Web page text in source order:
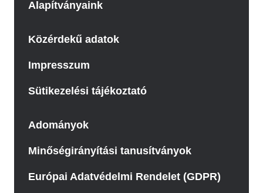
Alapítványaink
Közérdekű adatok
Impresszum
Sütikezelési tájékoztató
Adományok
Minőségirányítási tanusítványok
Európai Adatvédelmi Rendelet (GDPR)